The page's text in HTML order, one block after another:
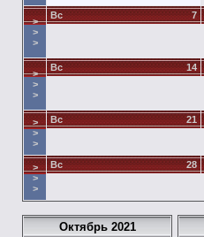
>
>
>
7
Вс
>
>
>
14
Вс
>
>
>
21
Вс
>
>
>
28
Вс
Октябрь 2021